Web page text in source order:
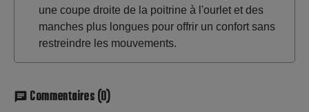
une coupe droite de la poitrine à l'ourlet et des
manches plus longues pour offrir un confort sans
restreindre les mouvements.
chat Commentaires(0)